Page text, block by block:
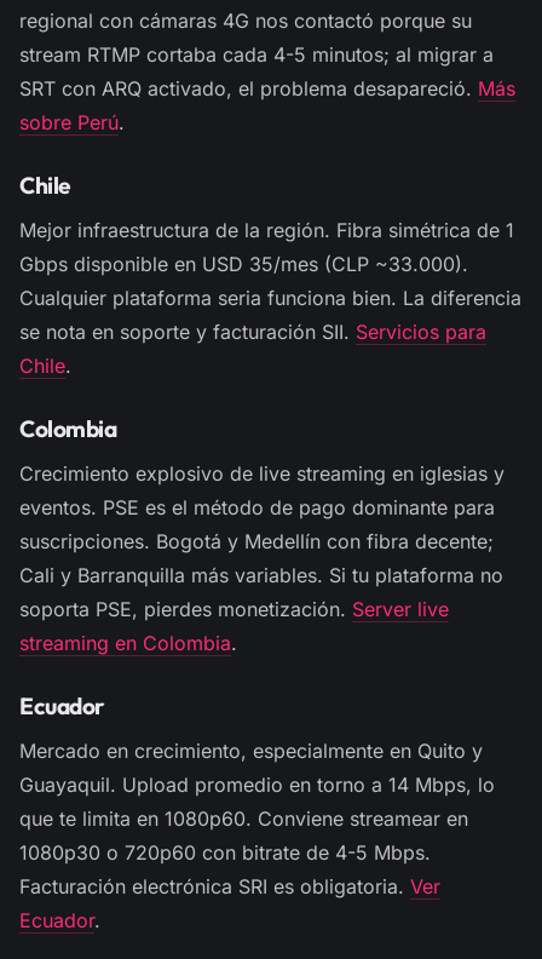
regional con cámaras 4G nos contactó porque su
stream RTMP cortaba cada 4-5 minutos; al migrar a
SRT con ARQ activado, el problema desapareció. Más
sobre Perú.
Chile
Mejor infraestructura de la región. Fibra simétrica de 1
Gbps disponible en USD 35/mes (CLP ~33.000).
Cualquier plataforma seria funciona bien. La diferencia
se nota en soporte y facturación SII. Servicios para
Chile.
Colombia
Crecimiento explosivo de live streaming en iglesias y
eventos. PSE es el método de pago dominante para
suscripciones. Bogotá y Medellín con fibra decente;
Cali y Barranquilla más variables. Si tu plataforma no
soporta PSE, pierdes monetización. Server live
streaming en Colombia.
Ecuador
Mercado en crecimiento, especialmente en Quito y
Guayaquil. Upload promedio en torno a 14 Mbps, lo
que te limita en 1080p60. Conviene streamear en
1080p30 o 720p60 con bitrate de 4-5 Mbps.
Facturación electrónica SRI es obligatoria. Ver
Ecuador.